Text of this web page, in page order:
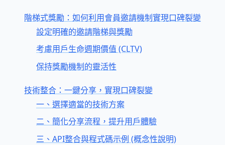
階梯式獎勵：如何利用會員邀請機制實現口碑裂變
設定明確的邀請階梯與獎勵
考慮用戶生命週期價值 (CLTV)
保持獎勵機制的靈活性
技術整合：一鍵分享，實現口碑裂變
一、選擇適當的技術方案
二、簡化分享流程，提升用戶體驗
三、API整合與程式碼示例 (概念性說明)